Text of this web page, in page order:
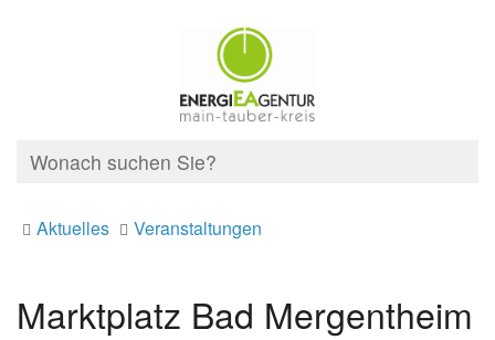
Aktuelles Veranstaltungen
Marktplatz Bad Mergentheim